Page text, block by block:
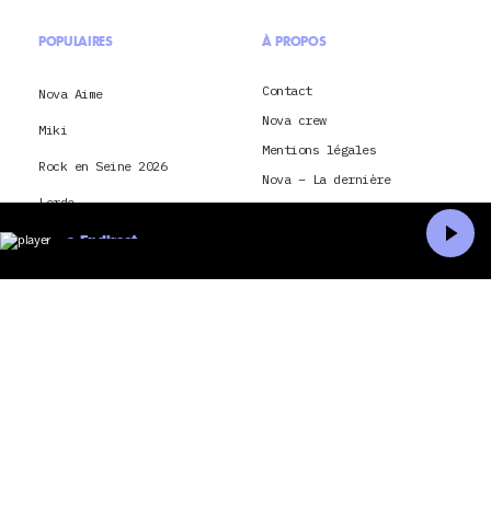
POPULAIRES
Nova Aime
Miki
Rock en Seine 2026
Lorde
Saison méditerranée 2026
À PROPOS
Contact
Nova crew
Mentions légales
Nova – La dernière
En direct